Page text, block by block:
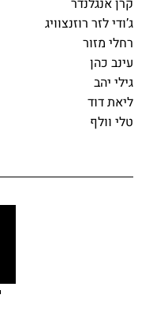
ג’ודי לזר רוזנצוויג
רחלי מזור
עינב כהן
גילי יהב
ליאת דוד
טלי וולף